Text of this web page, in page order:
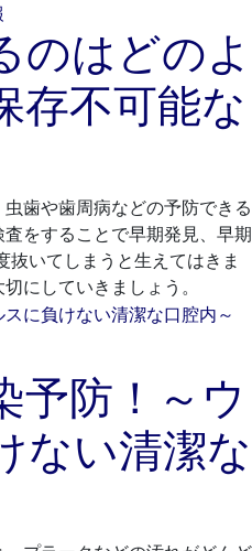
年
9
月
25
れ
も
と
歯
院
のはどのよ
存不可能な
歯や歯周病などの予防できる
をすることで早期発見、早期
いてしまうと生えてはきま
にしていきましょう。
年
8
月
29
れ
も
と
歯
予防！～ウ
ない清潔な